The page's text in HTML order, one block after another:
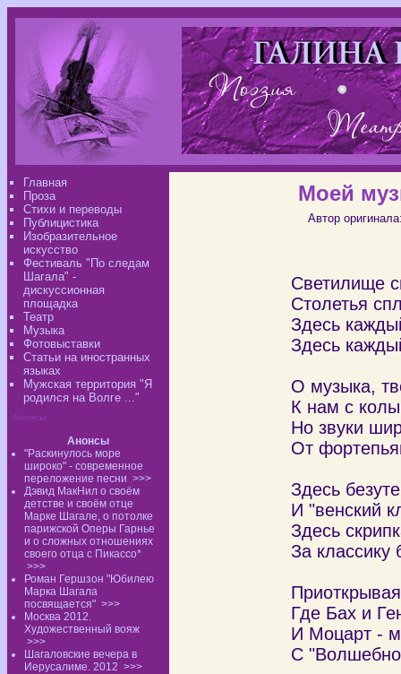
Главная
Проза
Стихи и переводы
Публицистика
Изобразительное
искусство
Фестиваль "По следам
Шагала" -
дискуссионная
площадка
Театр
Музыка
Фотовыставки
Статьи на иностранных
языках
Мужская территория "Я
родился на Волге ..."
Анонсы:
Анонсы
"Раскинулось море
широко" - современное
переложение песни >>>
Дэвид МакНил о своём
детстве и своём отце
Марке Шагале, о потолке
парижской Оперы Гарнье
и о сложных отношениях
своего отца с Пикассо*
>>>
Роман Гершзон "Юбилею
Марка Шагала
посвящается" >>>
Москва 2012.
Художественный вояж
>>>
Шагаловские вечера в
Иерусалиме. 2012 >>>
Моей
Автор
Светилище
Столетья
Здесь
Здесь
О музыка,
К нам с
Но звуки
От
Здесь
И "венский
Здесь
За
Где Бах и
И Моцарт -
С